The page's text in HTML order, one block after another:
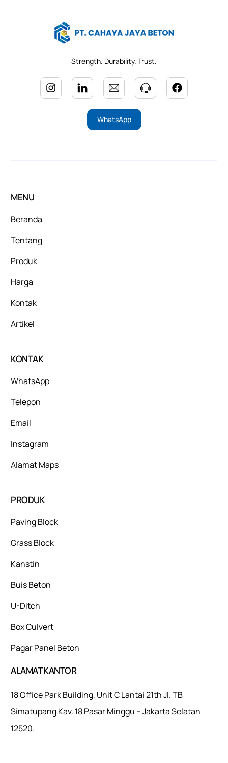
Strength. Durability. Trust.
WhatsApp
MENU
Beranda
Tentang
Produk
Harga
Kontak
Artikel
KONTAK
WhatsApp
Telepon
Email
Instagram
Alamat Maps
PRODUK
Paving Block
Grass Block
Kanstin
Buis Beton
U-Ditch
Box Culvert
Pagar Panel Beton
ALAMAT KANTOR
18 Office Park Building, Unit C Lantai 21th Jl. TB
Simatupang Kav. 18 Pasar Minggu – Jakarta Selatan
12520.